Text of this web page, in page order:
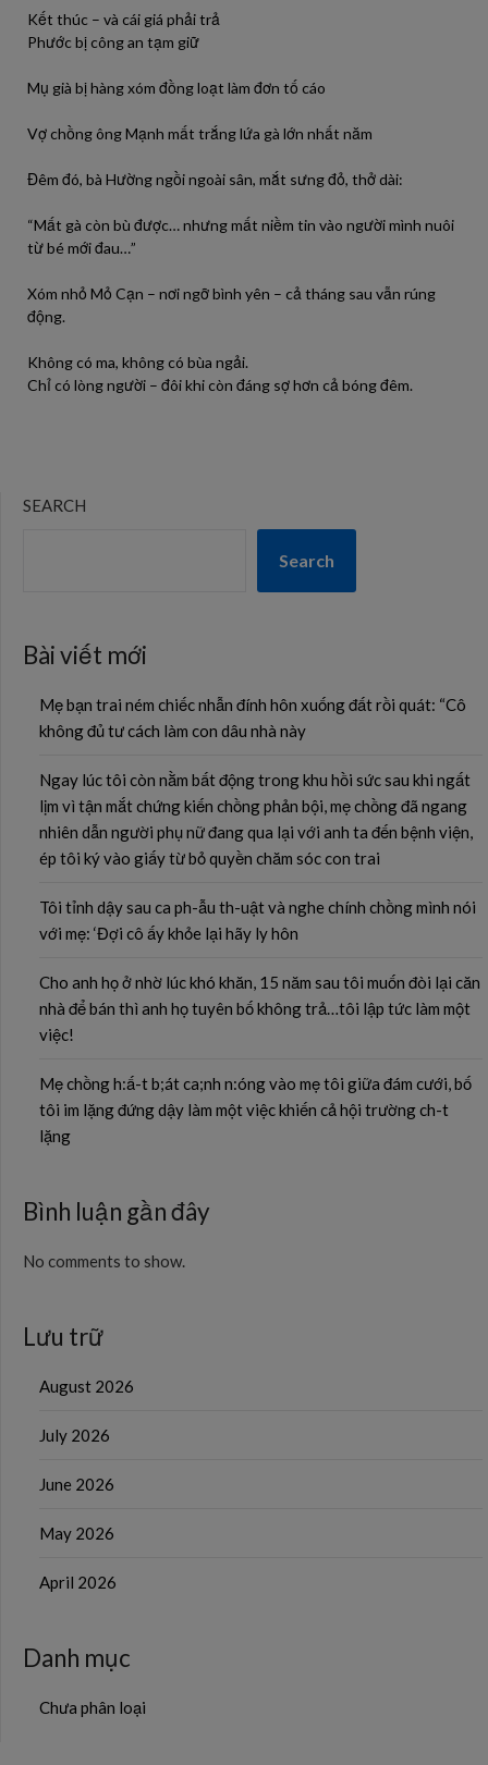
Kết thúc – và cái giá phải trả
Phước bị công an tạm giữ
Mụ già bị hàng xóm đồng loạt làm đơn tố cáo
Vợ chồng ông Mạnh mất trắng lứa gà lớn nhất năm
Đêm đó, bà Hường ngồi ngoài sân, mắt sưng đỏ, thở dài:
“Mất gà còn bù được… nhưng mất niềm tin vào người mình nuôi
từ bé mới đau…”
Xóm nhỏ Mỏ Cạn – nơi ngỡ bình yên – cả tháng sau vẫn rúng
động.
Không có ma, không có bùa ngải.
Chỉ có lòng người – đôi khi còn đáng sợ hơn cả bóng đêm.
SEARCH
Search
Bài viết mới
Mẹ bạn trai ném chiếc nhẫn đính hôn xuống đất rồi quát: “Cô
không đủ tư cách làm con dâu nhà này
Ngay lúc tôi còn nằm bất động trong khu hồi sức sau khi ngất
lịm vì tận mắt chứng kiến chồng phản bội, mẹ chồng đã ngang
nhiên dẫn người phụ nữ đang qua lại với anh ta đến bệnh viện,
ép tôi ký vào giấy từ bỏ quyền chăm sóc con trai
Tôi tỉnh dậy sau ca ph-ẫu th-uật và nghe chính chồng mình nói
với mẹ: ‘Đợi cô ấy khỏe lại hãy ly hôn
Cho anh họ ở nhờ lúc khó khăn, 15 năm sau tôi muốn đòi lại căn
nhà để bán thì anh họ tuyên bố không trả…tôi lập tức làm một
việc!
Mẹ chồng h:ấ-t b;át ca;nh n:óng vào mẹ tôi giữa đám cưới, bố
tôi im lặng đứng dậy làm một việc khiến cả hội trường ch-t
lặng
Bình luận gần đây
No comments to show.
Lưu trữ
August 2026
July 2026
June 2026
May 2026
April 2026
Danh mục
Chưa phân loại